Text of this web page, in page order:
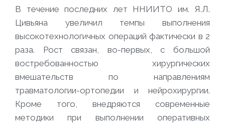
В течение последних лет ННИИТО им. Я.Л.
Цивьяна увеличил темпы выполнения
высокотехнологичных операций фактически в 2
раза. Рост связан, во-первых, с большой
востребованностью хирургических
вмешательств по направлениям
травматологии-ортопедии и нейрохирургии.
Кроме того, внедряются современные
методики при выполнении оперативных